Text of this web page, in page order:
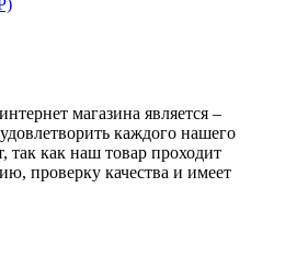
магазина является –
каждого нашего
так как наш товар проходит
проверку качества и имеет